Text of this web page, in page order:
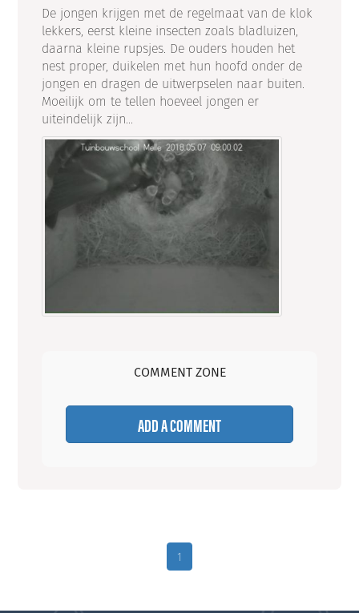
De jongen krijgen met de regelmaat van de klok
lekkers, eerst kleine insecten zoals bladluizen,
daarna kleine rupsjes. De ouders houden het
nest proper, duikelen met hun hoofd onder de
jongen en dragen de uitwerpselen naar buiten.
Moeilijk om te tellen hoeveel jongen er
uiteindelijk zijn...
COMMENT ZONE
ADD A COMMENT
1